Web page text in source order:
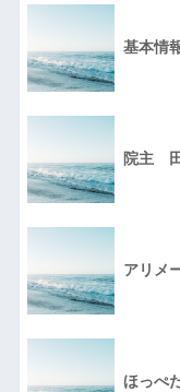
基本情
院主
アリメ
ほっぺ